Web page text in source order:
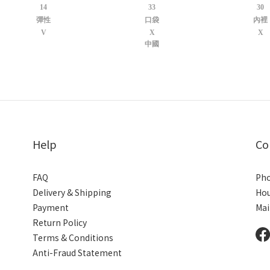
14 33
30
彈性
口袋
內裡
V
X
X
中國
Help
FAQ
Delivery & Shipping
Payment
Return Policy
Terms & Conditions
Anti-Fraud Statement